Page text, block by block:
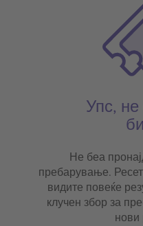
Упс, не
Не беа
пребарување.
видите повеќе
клучен збор за
нови